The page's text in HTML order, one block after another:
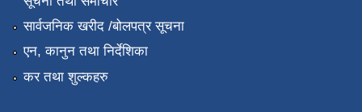
सार्वजनिक खरीद /बोलपत्र सूचना
एन, कानुन तथा निर्देशिका
कर तथा शुल्कहरु